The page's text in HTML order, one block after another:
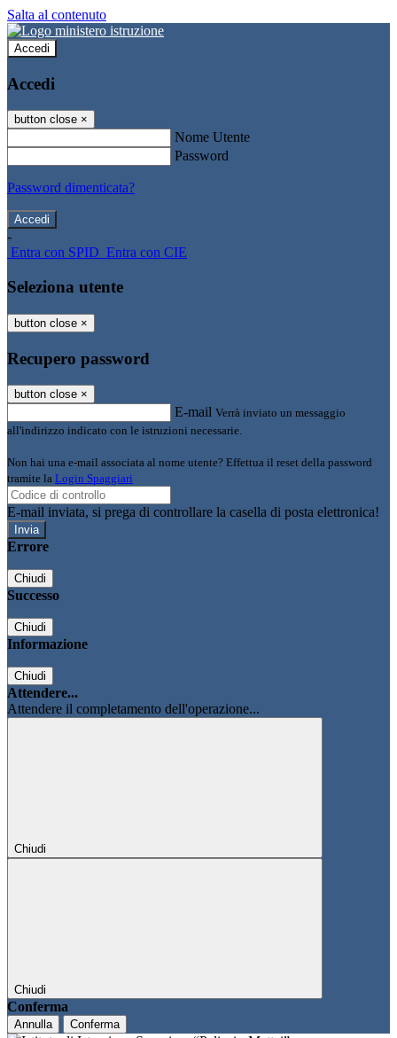
Salta al contenuto
Accedi
Accedi
button close ×
Nome Utente
Password
Password dimenticata?
-
Entra con SPID Entra con CIE
Seleziona utente
button close ×
Recupero password
button close ×
E-mail Verrà inviato un messaggio
all'indirizzo indicato con le istruzioni necessarie.
Non hai una e-mail associata al nome utente? Effettua il reset della password
tramite la Login Spaggiari
E-mail inviata, si prega di controllare la casella di posta elettronica!
Errore
Chiudi
Successo
Chiudi
Informazione
Chiudi
Attendere...
Attendere il completamento dell'operazione...
Chiudi
Chiudi
Conferma
Annulla Conferma